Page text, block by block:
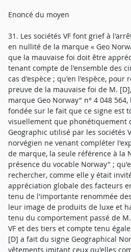
Enoncé du moyen
31. Les sociétés VF font grief à
en nullité de la marque « Geo
que la mauvaise foi doit être
tenant compte de l'ensemble des
cas d'espèce ; qu'en l'espèce, pour
preuve de la mauvaise foi de M.
marque Geo Norway" n° 4 048
fondée sur le fait que ce signe est
visuellement que phonétiquement
Geographic utilisé par les sociétés
norvégien ne venant compléter
de marque, la seule référence à la
présence du vocable Norway" ;
rechercher, comme elle y était
appréciation globale des facteurs
tenu de l'importante renommée
leur image de produits de luxe et
tenu du comportement passé de
VF et des tiers et compte tenu
[D] a fait du signe Geographical
vêtements imitant ceux qu'elles